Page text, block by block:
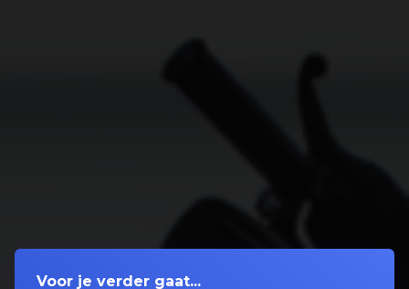
Voor je verder gaat...